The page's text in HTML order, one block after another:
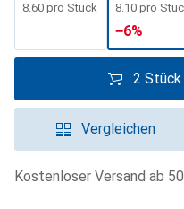
CHF
8.60 pro Stück
CHF
8.10 pro
−6%
2 Stück
Vergleichen
Kostenloser Versand ab